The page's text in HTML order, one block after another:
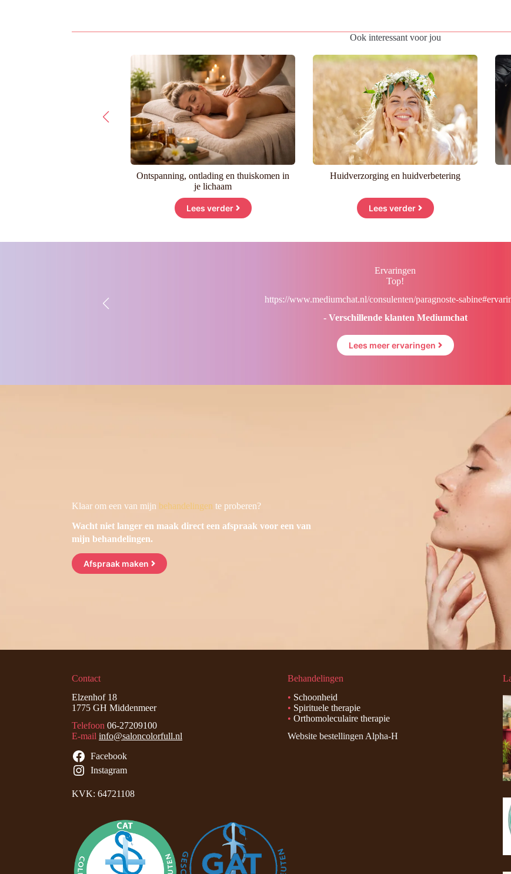
Ook interessant voor jou
Ontspanning, ontlading en thuiskomen in
je lichaam
Lees verder
Huidverzorging en huidverbetering
Lees verder
Ervaringen
Top!
https://www.mediumchat.nl/consulenten/paragnoste-
- Verschillende klanten Mediumchat
Lees meer ervaringen
Klaar om een van mijn behandelingen te proberen?
Wacht niet langer en maak direct een afspraak voor een van
mijn behandelingen.
Afspraak maken
Contact
Elzenhof 18
1775 GH Middenmeer
Telefoon 06-27209100
E-mail info@saloncolorfull.nl
Facebook
Instagram
KVK: 64721108
Behandelingen
• Schoonheid
• Spirituele therapie
• Orthomoleculaire therapie
Website bestellingen Alpha-H